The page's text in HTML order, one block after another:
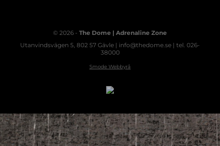
© 2026 - The Dome | Adrenaline Zone
Utanvindsvägen 5, 802 57 Gävle | info@thedome.se | tel. 026-
38000
Smode Webbyrå